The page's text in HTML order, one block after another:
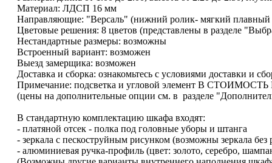
Материал: ЛДСП 16 мм
Направляющие: "Версаль" (нижний ролик- мягкий плавный
Цветовые решения: 8 цветов (представлены в разделе
Нестандартные размеры: возможны
Встроенный вариант: возможен
Выезд замерщика: возможен
Доставка и сборка: ознакомьтесь с условиями доставки и
Примечание: подсветка и угловой элемент В
(цены на дополнительные опции см. в разделе
В стандартную комплектацию шкафа входят:
- платяной отсек - полка под головные уборы и штанга
- зеркала с пескоструйным рисунком (возможны зеркала без
- алюминиевая ручка-профиль (цвет: золото, серебро,